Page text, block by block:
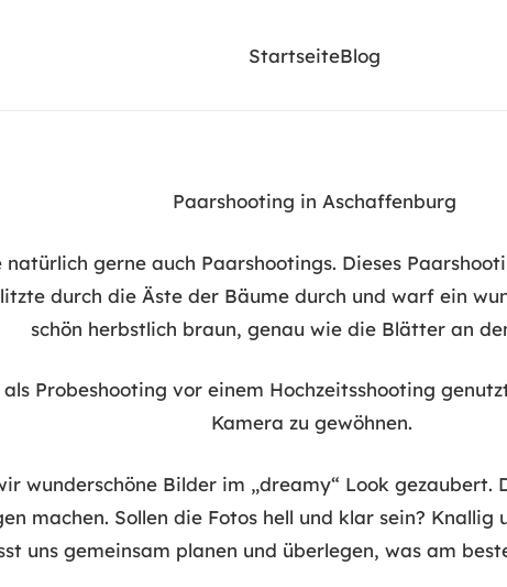
StartseiteBlog
Paarshooting in Aschaffenburg
gerne auch Paarshootings. Dieses
durch die Äste der Bäume durch und warf ein
schön herbstlich braun, genau wie die Blätter an
Probeshooting vor einem Hochzeitsshooting
Kamera zu gewöhnen.
wunderschöne Bilder im „dreamy“ Look
machen. Sollen die Fotos hell und klar sein?
uns gemeinsam planen und überlegen, was am